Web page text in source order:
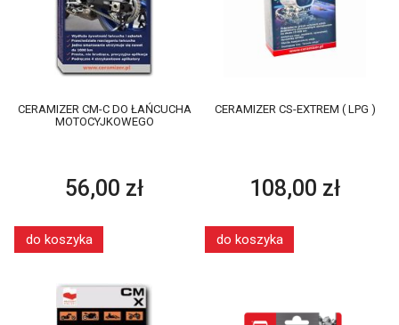
CERAMIZER CM-C DO ŁAŃCUCHA
MOTOCYJKOWEGO
56,00 zł
do koszyka
CERAMIZER CS-EXTREM ( LPG )
108,00 zł
do koszyka